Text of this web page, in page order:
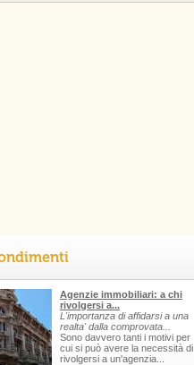
Agenzie immobiliari: a chi
rivolgersi a...
L'importanza di affidarsi a una
realta' dalla comprovata...
Sono davvero tanti i motivi per
cui si può avere la necessità di
rivolgersi a un'agenzia...